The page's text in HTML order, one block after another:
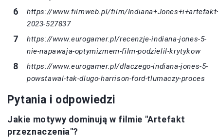
https://www.filmweb.pl/film/
2023-527837
https://www.eurogamer.pl/recenzje-indiana-jones-5-
nie-napawaja-optymizmem-film-podzielil-krytykow
https://www.eurogamer.pl/dlaczego-indiana-jones-5-
powstawal-tak-dlugo-harrison-ford-tlumaczy-proces
Pytania i odpowiedzi
Jakie motywy dominują w filmie "Artefakt
przeznaczenia"?